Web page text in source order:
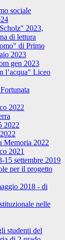
sociale
2023,
di lettura
di Primo
2023
gen 2023
l’acqua" Liceo
2022
2022
Memoria 2022
2021
15 settembre 2019
per il progetto
2018 - di
nelle
studenti del